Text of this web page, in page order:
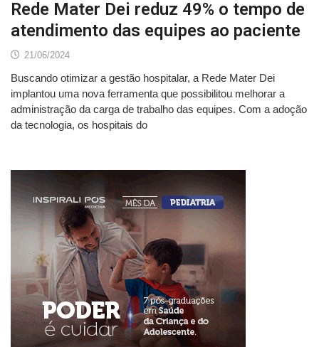
Rede Mater Dei reduz 49% o tempo de
atendimento das equipes ao paciente
21/06/2024
Buscando otimizar a gestão hospitalar, a Rede Mater Dei
implantou uma nova ferramenta que possibilitou melhorar a
administração da carga de trabalho das equipes. Com a adoção
da tecnologia, os hospitais do